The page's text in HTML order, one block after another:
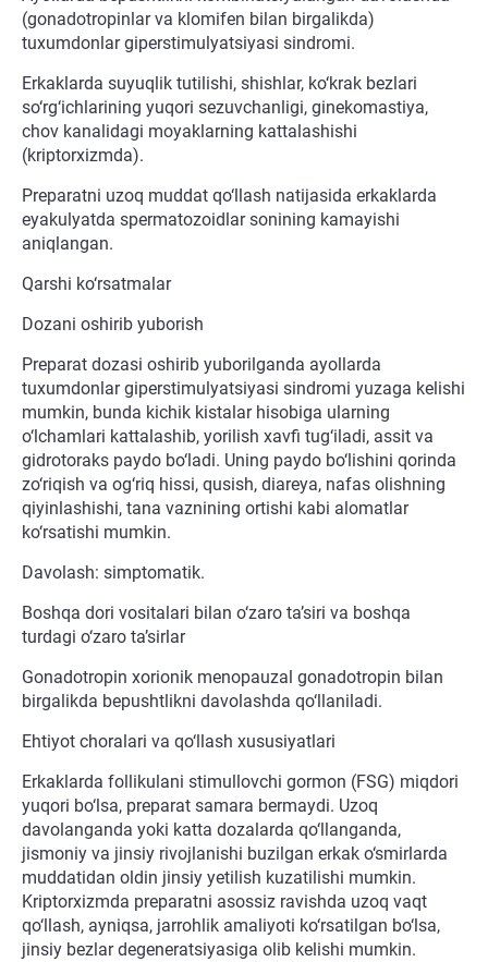
(gonadotropinlar va klomifen bilan birgalikda)
tuxumdonlar giperstimulyatsiyasi sindromi.
Erkaklarda suyuqlik tutilishi, shishlar, ko‘krak bezlari
so‘rg‘ichlarining yuqori sezuvchanligi, ginekomastiya,
chov kanalidagi moyaklarning kattalashishi
(kriptorxizmda).
Preparatni uzoq muddat qo‘llash natijasida erkaklarda
eyakulyatda spermatozoidlar sonining kamayishi
aniqlangan.
Qarshi ko‘rsatmalar
Dozani oshirib yuborish
Preparat dozasi oshirib yuborilganda ayollarda
tuxumdonlar giperstimulyatsiyasi sindromi yuzaga kelishi
mumkin, bunda kichik kistalar hisobiga ularning
o‘lchamlari kattalashib, yorilish xavfi tug‘iladi, assit va
gidrotoraks paydo bo‘ladi. Uning paydo bo‘lishini qorinda
zo‘riqish va og‘riq hissi, qusish, diareya, nafas olishning
qiyinlashishi, tana vaznining ortishi kabi alomatlar
ko‘rsatishi mumkin.
Davolash: simptomatik.
Boshqa dori vositalari bilan o‘zaro ta’siri va boshqa
turdagi o‘zaro ta’sirlar
Gonadotropin xorionik menopauzal gonadotropin bilan
birgalikda bepushtlikni davolashda qo‘llaniladi.
Ehtiyot choralari va qo‘llash xususiyatlari
Erkaklarda follikulani stimullovchi gormon (FSG) miqdori
yuqori bo‘lsa, preparat samara bermaydi. Uzoq
davolanganda yoki katta dozalarda qo‘llanganda,
jismoniy va jinsiy rivojlanishi buzilgan erkak o‘smirlarda
muddatidan oldin jinsiy yetilish kuzatilishi mumkin.
Kriptorxizmda preparatni asossiz ravishda uzoq vaqt
qo‘llash, ayniqsa, jarrohlik amaliyoti ko‘rsatilgan bo‘lsa,
jinsiy bezlar degeneratsiyasiga olib kelishi mumkin.